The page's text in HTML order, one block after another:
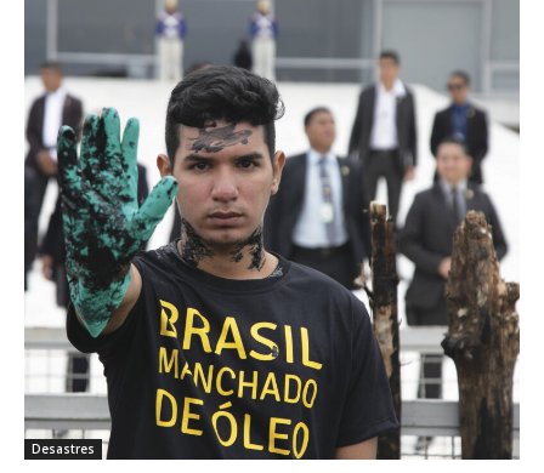
Desastres